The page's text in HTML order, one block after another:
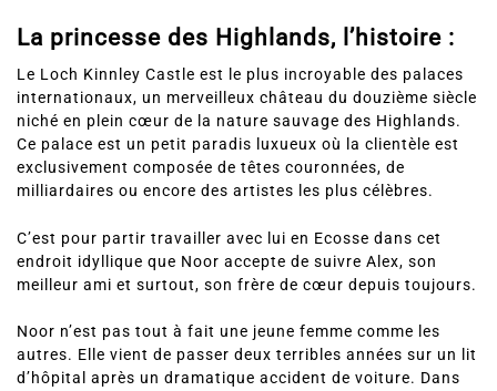
La princesse des Highlands, l’histoire :
Le Loch Kinnley Castle est le plus incroyable des palaces
internationaux, un merveilleux château du douzième siècle
niché en plein cœur de la nature sauvage des Highlands.
Ce palace est un petit paradis luxueux où la clientèle est
exclusivement composée de têtes couronnées, de
milliardaires ou encore des artistes les plus célèbres.
C’est pour partir travailler avec lui en Ecosse dans cet
endroit idyllique que Noor accepte de suivre Alex, son
meilleur ami et surtout, son frère de cœur depuis toujours.
Noor n’est pas tout à fait une jeune femme comme les
autres. Elle vient de passer deux terribles années sur un lit
d’hôpital après un dramatique accident de voiture. Dans